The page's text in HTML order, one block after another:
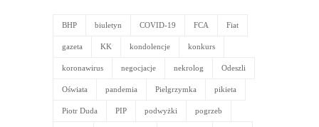
BHP biuletyn COVID-19 FCA Fiat
gazeta KK kondolencje konkurs
koronawirus negocjacje nekrolog Odeszli
Oświata pandemia Pielgrzymka pikieta
Piotr Duda PIP podwyżki pogrzeb